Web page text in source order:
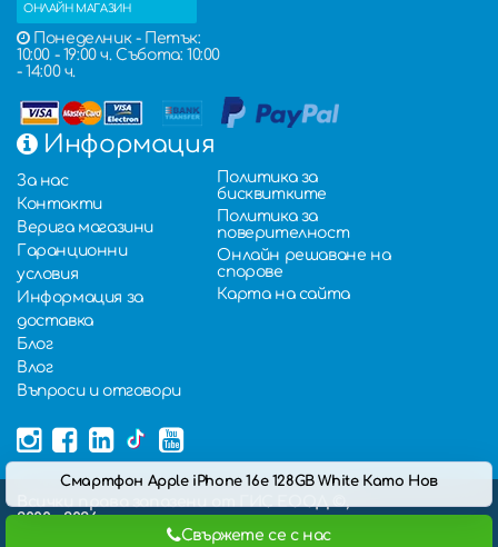
Смартфон Apple iPhone 16e 128GB White Като Нов
ОНЛАЙН МАГАЗИН
Понеделник - Петък:
10:00 - 19:00 ч. Събота: 10:00
- 14:00 ч.
Информация
За нас
Контакти
Верига магазини
Гаранционни
условия
Информация за
доставка
Блог
Влог
Въпроси и отговори
Политика за
бисквитките
Политика за
поверителност
Онлайн решаване на
спорове
Карта на сайта
2000 - 2026,
Изработка на онлайн магазин: Hopix IT
Свържете се с нас